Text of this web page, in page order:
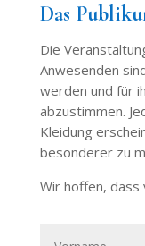
Das
Die
Anwesenden
werden und für
abzustimmen.
Kleidung
besonderer zu
Wir hoffen, dass